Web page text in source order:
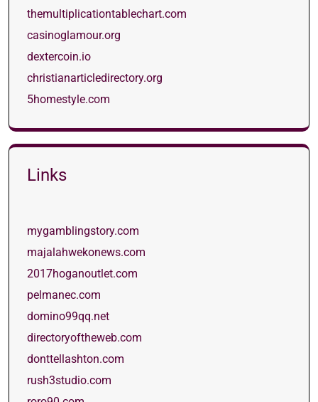
themultiplicationtablechart.com
casinoglamour.org
dextercoin.io
christianarticledirectory.org
5homestyle.com
Links
mygamblingstory.com
majalahwekonews.com
2017hoganoutlet.com
pelmanec.com
domino99qq.net
directoryoftheweb.com
donttellashton.com
rush3studio.com